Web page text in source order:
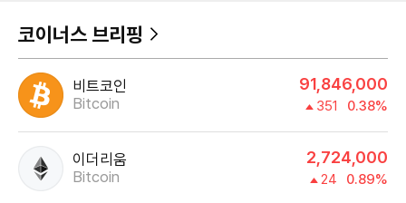
코이너스 브리핑
비트코인
Bitcoin
91,846,000
351 0.38%
이더리움
Bitcoin
2,724,000
24 0.89%